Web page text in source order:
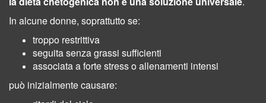
In alcune donne, soprattutto se:
troppo restrittiva
seguita senza grassi sufficienti
associata a forte stress o allenamenti intensi
può inizialmente causare: